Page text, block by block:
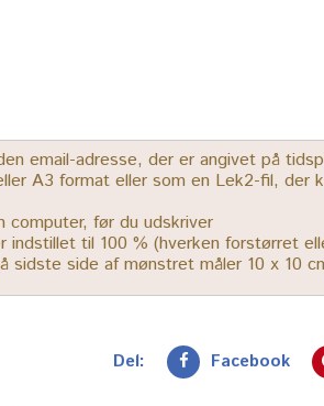
email-adresse, der er angivet på
A3 format eller som en Lek2-fil, der
computer, før du udskriver
indstillet til 100 % (hverken forstørret
sidste side af mønstret måler 10 x 10
Del: Facebook